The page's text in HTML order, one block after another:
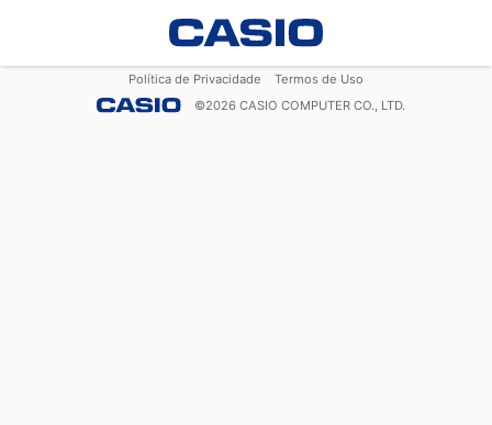
Política de Privacidade
Termos de Uso
©2026 CASIO COMPUTER CO., LTD.